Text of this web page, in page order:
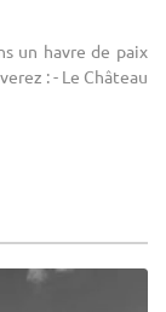
un havre de paix
: - Le Château